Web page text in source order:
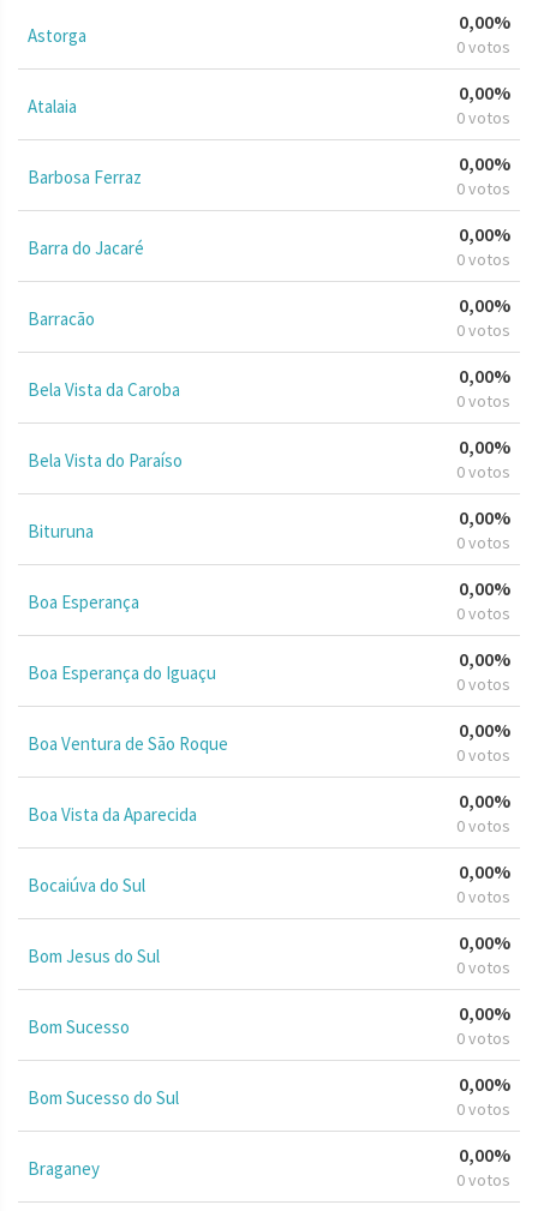
Astorga
0,00%
0 votos
Atalaia
0,00%
0 votos
Barbosa Ferraz
0,00%
0 votos
Barra do Jacaré
0,00%
0 votos
Barracão
0,00%
0 votos
Bela Vista da Caroba
0,00%
0 votos
Bela Vista do Paraíso
0,00%
0 votos
Bituruna
0,00%
0 votos
Boa Esperança
0,00%
0 votos
Boa Esperança do Iguaçu
0,00%
0 votos
Boa Ventura de São Roque
0,00%
0 votos
Boa Vista da Aparecida
0,00%
0 votos
Bocaiúva do Sul
0,00%
0 votos
Bom Jesus do Sul
0,00%
0 votos
Bom Sucesso
0,00%
0 votos
Bom Sucesso do Sul
0,00%
0 votos
Braganey
0,00%
0 votos